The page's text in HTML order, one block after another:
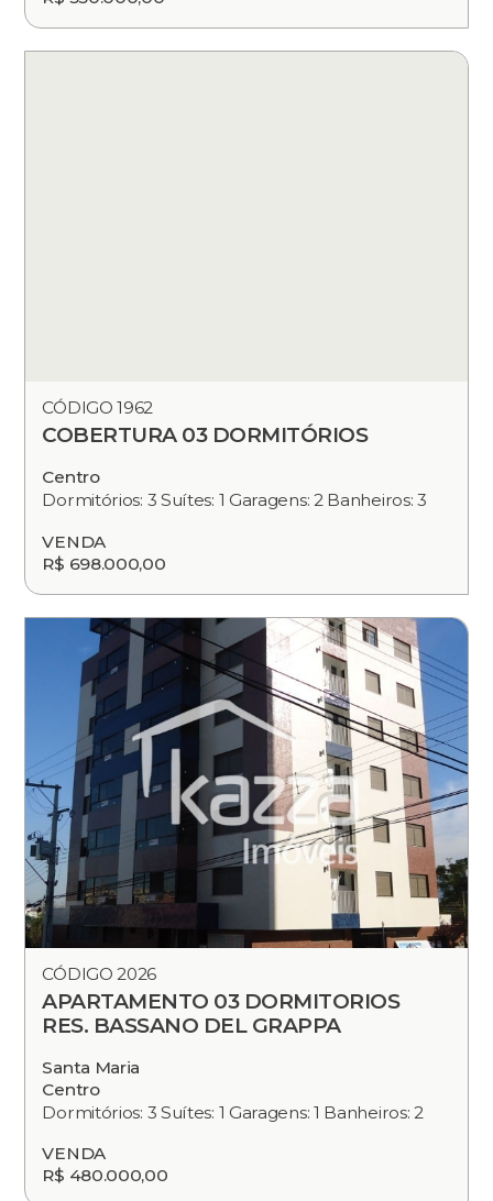
CÓDIGO 1962
COBERTURA 03 DORMITÓRIOS
Centro
Dormitórios: 3 Suítes: 1 Garagens: 2 Banheiros: 3
VENDA
R$ 698.000,00
CÓDIGO 2026
APARTAMENTO 03 DORMITORIOS
RES. BASSANO DEL GRAPPA
Santa Maria
Centro
Dormitórios: 3 Suítes: 1 Garagens: 1 Banheiros: 2
VENDA
R$ 480.000,00